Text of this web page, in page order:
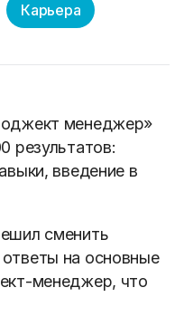
Карьера
менеджер»
результатов:
введение в
сменить
на основные
менеджер, что